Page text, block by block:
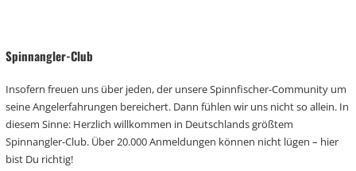
Spinnangler-Club
Insofern freuen uns über jeden, der unsere Spinnfischer-Community um
seine Angelerfahrungen bereichert. Dann fühlen wir uns nicht so allein. In
diesem Sinne: Herzlich willkommen in Deutschlands größtem
Spinnangler-Club. Über 20.000 Anmeldungen können nicht lügen – hier
bist Du richtig!